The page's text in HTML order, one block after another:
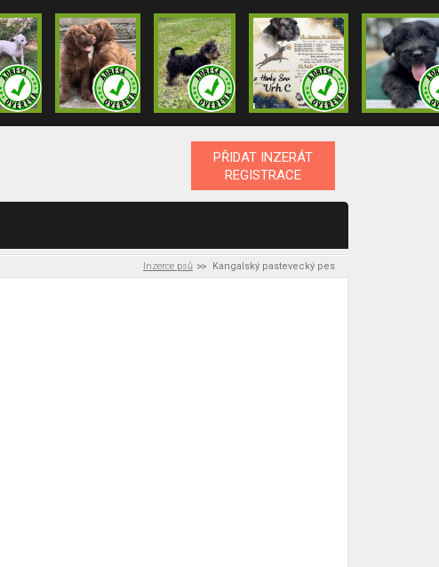
PŘIDAT INZERÁT
REGISTRACE
Inzerce psů Kangalský pastevecký pes